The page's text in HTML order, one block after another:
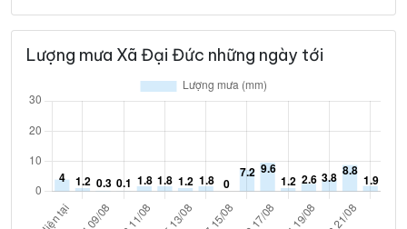
Lượng mưa Xã Đại Đức những ngày tới